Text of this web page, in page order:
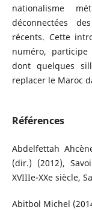
nationalisme
déconnectées
récents. Cette
numéro,
dont quelques
replacer le Maroc
Références
Abdelfettah
(dir.) (2012),
XVIIIe-XXe siècle,
Abitbol Michel